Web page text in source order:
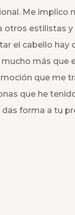
Me implico
otros estilistas
el cabello hay
más que
que me
que he
das forma a tu